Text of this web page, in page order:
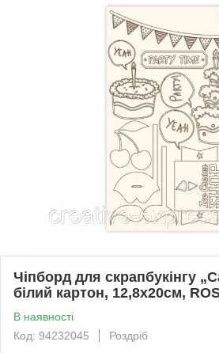
Чіпборд для скрапбукінгу
білий картон, 12,8х20см,
В наявності
Код: 94232045
Роздріб